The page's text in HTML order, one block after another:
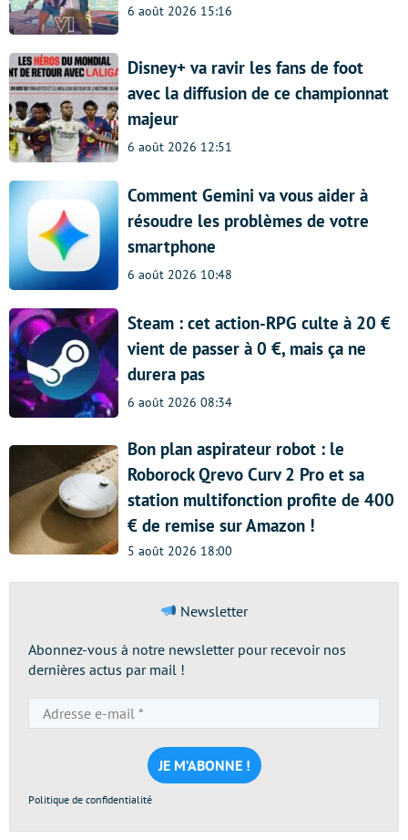
6 août 2026 15:16
Disney+ va ravir les fans de foot
avec la diffusion de ce championnat
majeur
6 août 2026 12:51
Comment Gemini va vous aider à
résoudre les problèmes de votre
smartphone
6 août 2026 10:48
Steam : cet action-RPG culte à 20 €
vient de passer à 0 €, mais ça ne
durera pas
6 août 2026 08:34
Bon plan aspirateur robot : le
Roborock Qrevo Curv 2 Pro et sa
station multifonction profite de 400
€ de remise sur Amazon !
5 août 2026 18:00
Newsletter
Abonnez-vous à notre newsletter pour recevoir nos
dernières actus par mail !
e-
mail
*
Politique de confidentialité